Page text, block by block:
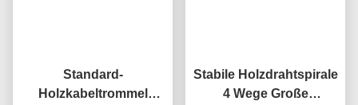
Standard-
Holzkabeltrommel
Stabile Holzdrahtspirale
4 Wege Große